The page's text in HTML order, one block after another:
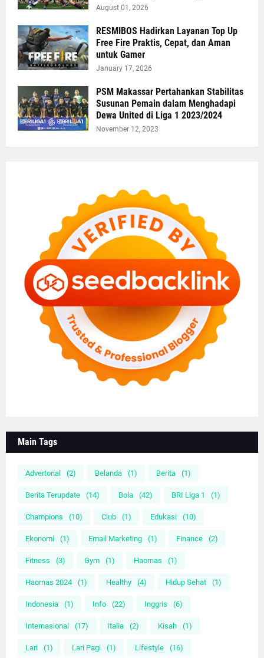
August 01, 2026
RESMIBOS Hadirkan Layanan Top Up
Free Fire Praktis, Cepat, dan Aman
untuk Gamer
January 17, 2026
PSM Makassar Pertahankan Stabilitas
Susunan Pemain dalam Menghadapi
Dewa United di Liga 1 2023/2024
November 12, 2023
Main Tags
Advertorial (2) Belanda (1) Berita (1)
Berita Terupdate (14) Bola (42) BRI Liga 1 (1)
Champions (10) Club (1) Edukasi (10)
Ekonomi (1) Email Marketing (1) Finance (2)
Fitness (3) Gym (1) Haornas (1)
Haornas 2024 (1) Healthy (4) Hidup Sehat (1)
Indonesia (1) Info (22) Inggris (6)
Internasional (17) Italia (2) Kisah (1)
Lari (1) Lari Pagi (1) Lifestyle (16)